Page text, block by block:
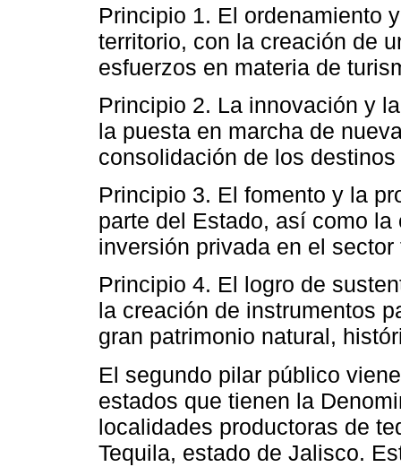
Principio 1. El ordenamiento
territorio, con la creación de
esfuerzos en materia de
Principio 2. La innovación y
la puesta en marcha de
consolidación de los
Principio 3. El fomento y la
parte del Estado, así como
inversión privada en el
Principio 4. El logro de
la creación de instrumentos
gran patrimonio natural,
El segundo pilar público
estados que tienen la
localidades productoras de
Tequila, estado de Jalisco.